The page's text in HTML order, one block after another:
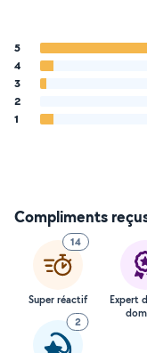
5
4
3
2
1
Compliments
14
Super réactif
Expert
2